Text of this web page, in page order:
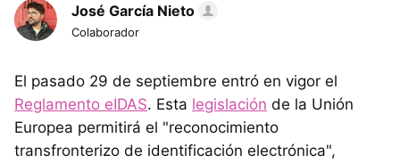
José García Nieto
Colaborador
El pasado 29 de septiembre entró en vigor el
Reglamento eIDAS. Esta legislación de la Unión
Europea permitirá el "reconocimiento
transfronterizo de identificación electrónica",